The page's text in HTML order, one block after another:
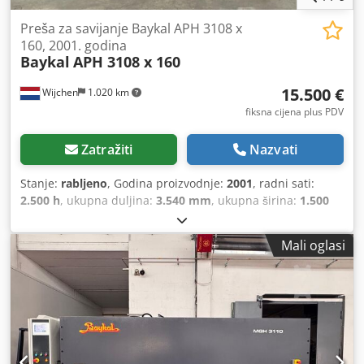
Wijchen 1.020 km
Preša za savijanje Baykal APH 3108 x
160, 2001. godina
Baykal APH 3108 x 160
15.500 €
fiksna cijena plus PDV
Zatražiti Nazvati
Stanje: rabljeno, Godina proizvodnje: 2001, radni sati:
2.500 h, ukupna duljina: 3.540 mm, ukupna širina: 1.500
2.330 mm
Godina proizvodnje: 2001 - Dokumentacija dostupna: Da -
CE-oznaka postoji: Da - CE-certifikat postoji: Ne - Serijski
broj: 5356 - Radni sati: 2.500 - Upravljanje: konvencionalno
- Snaga [kW]: 11,0 - Broj osa [kom]: 3: Y1+Y2+X - Pritisna
sila [tona]: 160 - Maks. radna širina [mm]: 3.100 - Razmak
između stupova [mm]: 2.500 Dsdjy Thmxjpfx Aliskr -
Dubina stražnjeg graničnika [mm]: 750 - Maks. hod [mm]:
200 - Sustav bombiranja: nema - Držač matrice: standardni
Mali oglasi